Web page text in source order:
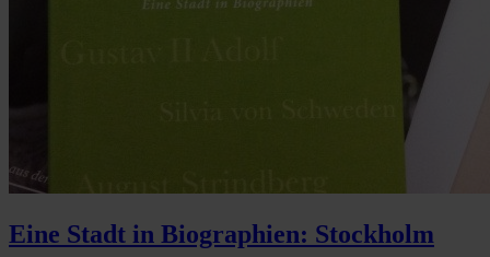
Eine Stadt in Biographien: Stockholm